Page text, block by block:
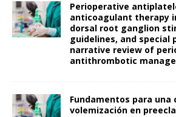
Perioperative
anticoagulant therapy
dorsal root ganglion
guidelines, and special
narrative review of
antithrombotic
Fundamentos para una
volemización en